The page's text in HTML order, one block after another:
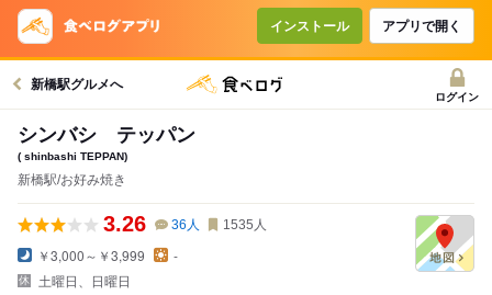
インストール アプリで開く
新橋駅グルメへ
ログイン
シンバシ テッパン
( shinbashi TEPPAN)
新橋駅/お好み焼き
3.26 36 人 1535 人
￥3,000～￥3,999
-
土曜日、日曜日